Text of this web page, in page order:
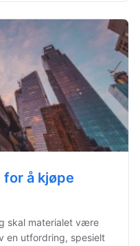
å kjøpe
skal materialet være
en utfordring, spesielt